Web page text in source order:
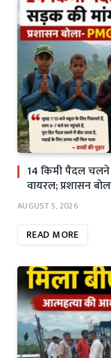
14 किमी पैदल चलने
वायरल; प्रशासन
AUGUST 5, 2026
READ MORE